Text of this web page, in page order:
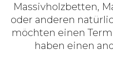
Massivholzbetten,
oder anderen
möchten einen
haben einen